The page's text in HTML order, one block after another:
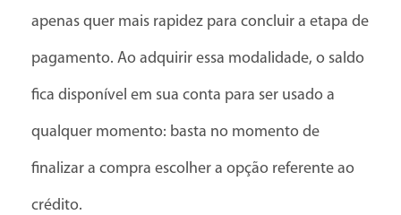
apenas quer mais rapidez para concluir a etapa de
pagamento. Ao adquirir essa modalidade, o saldo
fica disponível em sua conta para ser usado a
qualquer momento: basta no momento de
finalizar a compra escolher a opção referente ao
crédito.